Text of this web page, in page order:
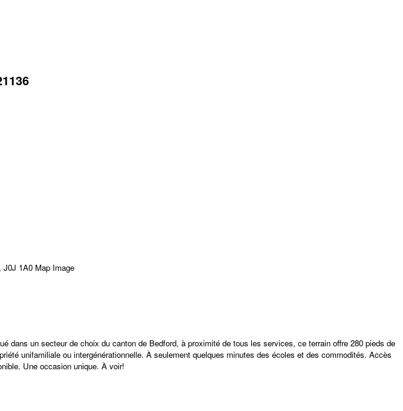
dans un secteur de choix du canton de Bedford, à proximité de tous les services, ce terrain offre 280 pieds de
unifamiliale ou intergénérationnelle. À seulement quelques minutes des écoles et des commodités. Accès
Une occasion unique. À voir!